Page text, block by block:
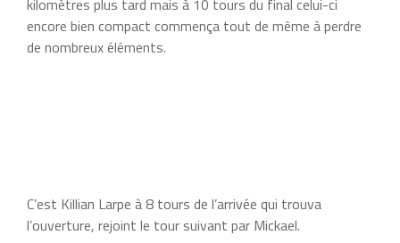
kilomètres plus tard mais à 10 tours du final celui-ci
encore bien compact commença tout de même à perdre
de nombreux éléments.
C’est Killian Larpe à 8 tours de l’arrivée qui trouva
l’ouverture, rejoint le tour suivant par Mickael.